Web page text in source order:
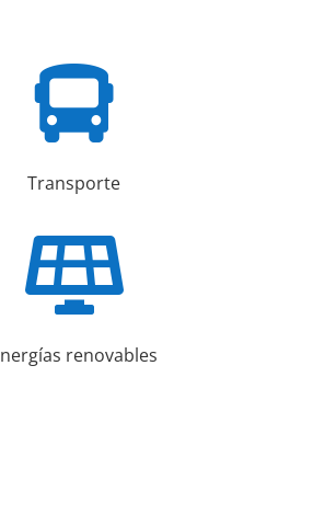

Transporte

renovables